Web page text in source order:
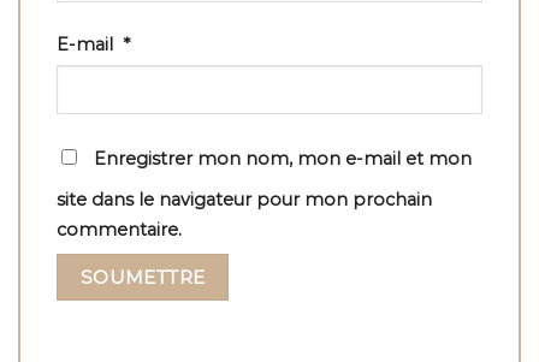
E-mail *
Enregistrer mon nom, mon e-mail et mon
site dans le navigateur pour mon prochain
commentaire.